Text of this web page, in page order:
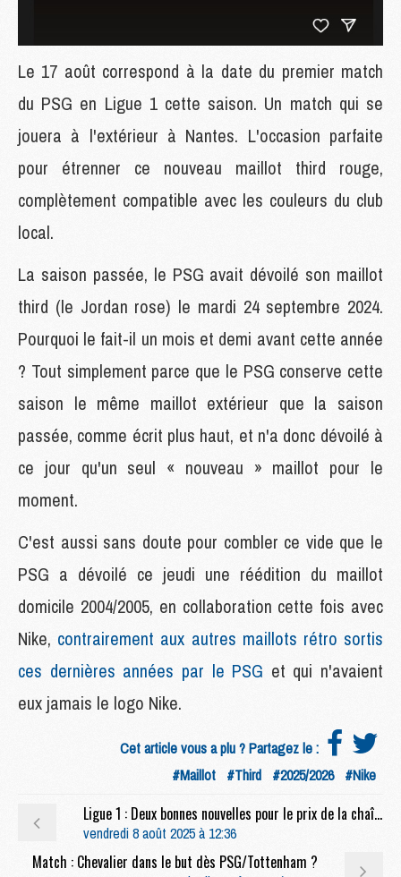
Le 17 août correspond à la date du premier match
du PSG en Ligue 1 cette saison. Un match qui se
jouera à l'extérieur à Nantes. L'occasion parfaite
pour étrenner ce nouveau maillot third rouge,
complètement compatible avec les couleurs du club
local.
La saison passée, le PSG avait dévoilé son maillot
third (le Jordan rose) le mardi 24 septembre 2024.
Pourquoi le fait-il un mois et demi avant cette année
? Tout simplement parce que le PSG conserve cette
saison le même maillot extérieur que la saison
passée, comme écrit plus haut, et n'a donc dévoilé à
ce jour qu'un seul « nouveau » maillot pour le
moment.
C'est aussi sans doute pour combler ce vide que le
PSG a dévoilé ce jeudi une réédition du maillot
domicile 2004/2005, en collaboration cette fois avec
Nike, contrairement aux autres maillots rétro sortis
ces dernières années par le PSG et qui n'avaient
eux jamais le logo Nike.
Cet article vous a plu ? Partagez le :
#Maillot #Third #2025/2026 #Nike
Ligue 1 : Deux bonnes nouvelles pour le prix de la chaîne Ligue 1+
vendredi 8 août 2025 à 12:36
Match : Chevalier dans le but dès PSG/Tottenham ?